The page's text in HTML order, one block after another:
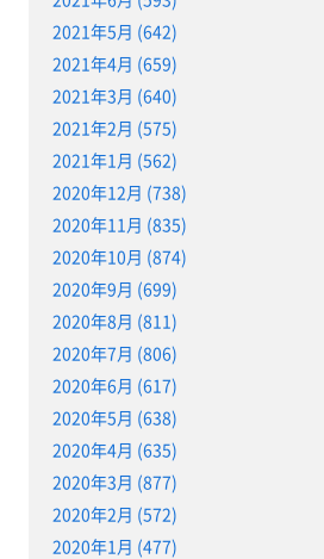
2021年5月 (642)
2021年4月 (659)
2021年3月 (640)
2021年2月 (575)
2021年1月 (562)
2020年12月 (738)
2020年11月 (835)
2020年10月 (874)
2020年9月 (699)
2020年8月 (811)
2020年7月 (806)
2020年6月 (617)
2020年5月 (638)
2020年4月 (635)
2020年3月 (877)
2020年2月 (572)
2020年1月 (477)